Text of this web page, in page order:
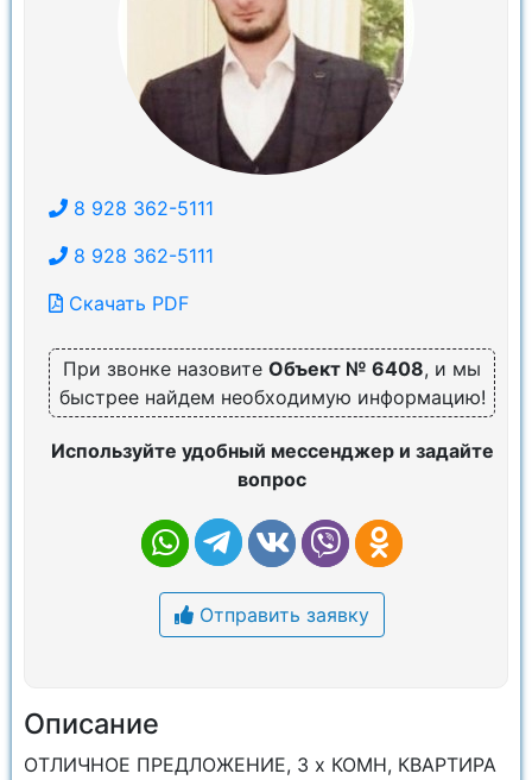
8 928 362-5111
8 928 362-5111
Скачать PDF
При звонке назовите Объект № 6408, и мы
быстрее найдем необходимую информацию!
Используйте удобный мессенджер и задайте
вопрос
Отправить заявку
Описание
ОТЛИЧНОЕ ПРЕДЛОЖЕНИЕ, 3 х КОМН, КВАРТИРА